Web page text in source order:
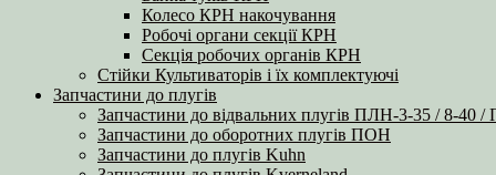
Колесо КРН накочування
Робочі органи секції КРН
Секція робочих органів КРН
Стійки Культиваторів і їх комплектуючі
Запчастини до плугів
Запчастини до відвальних плугів ПЛН-3-35 / 8-40
Запчастини до оборотних плугів ПОН
Запчастини до плугів Kuhn